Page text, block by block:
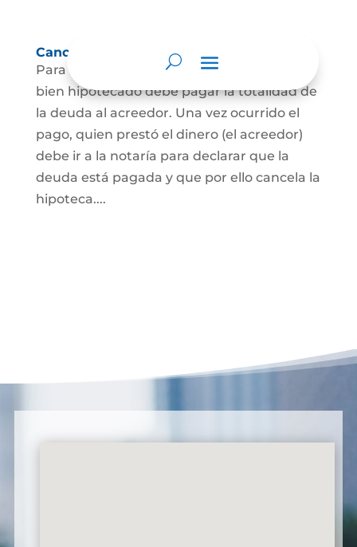
Cancelación de Hipoteca
Para cancelar una hipoteca, el dueño del
bien hipotecado debe pagar la totalidad de
la deuda al acreedor. Una vez ocurrido el
pago, quien prestó el dinero (el acreedor)
debe ir a la notaría para declarar que la
deuda está pagada y que por ello cancela la
hipoteca....